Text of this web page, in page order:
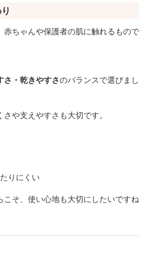
赤ちゃんや保護者の肌に触れるもので
さ・乾きやすさのバランスで選びまし
や支えやすさも大切です。
りにくい
こそ、使い心地も大切にしたいですね